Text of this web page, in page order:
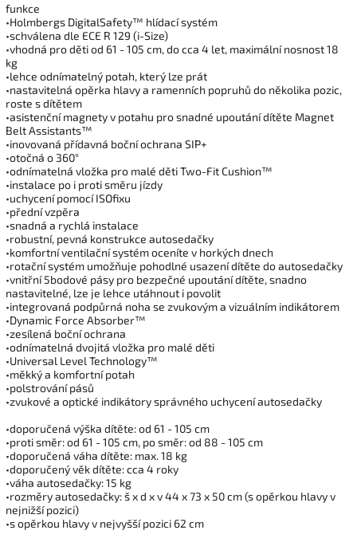
funkce
•Holmbergs DigitalSafety™ hlídací systém
•schválena dle ECE R 129 (i-Size)
•vhodná pro děti od 61 - 105 cm, do cca 4 let, maximální nosnost 18
kg
•lehce odnímatelný potah, který lze prát
•nastavitelná opěrka hlavy a ramenních popruhů do několika pozic,
roste s dítětem
•asistenční magnety v potahu pro snadné upoutání dítěte Magnet
Belt Assistants™
•inovovaná přídavná boční ochrana SIP+
•otočná o 360°
•odnímatelná vložka pro malé děti Two-Fit Cushion™
•instalace po i proti směru jízdy
•uchycení pomocí ISOfixu
•přední vzpěra
•snadná a rychlá instalace
•robustní, pevná konstrukce autosedačky
•komfortní ventilační systém oceníte v horkých dnech
•rotační systém umožňuje pohodlné usazení dítěte do autosedačky
•vnitřní 5bodové pásy pro bezpečné upoutání dítěte, snadno
nastavitelné, lze je lehce utáhnout i povolit
•integrovaná podpůrná noha se zvukovým a vizuálním indikátorem
•Dynamic Force Absorber™
•zesílená boční ochrana
•odnímatelná dvojitá vložka pro malé děti
•Universal Level Technology™
•měkký a komfortní potah
•polstrování pásů
•zvukové a optické indikátory správného uchycení autosedačky
•doporučená výška dítěte: od 61 - 105 cm
•proti směr: od 61 - 105 cm, po směr: od 88 - 105 cm
•doporučená váha dítěte: max. 18 kg
•doporučený věk dítěte: cca 4 roky
•váha autosedačky: 15 kg
•rozměry autosedačky: š x d x v 44 x 73 x 50 cm (s opěrkou hlavy v
nejnižší pozici)
•s opěrkou hlavy v nejvyšší pozici 62 cm